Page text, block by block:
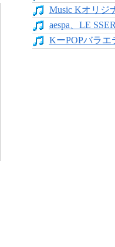
Music Kオリジ
aespa、LE
KーPOPバラエ